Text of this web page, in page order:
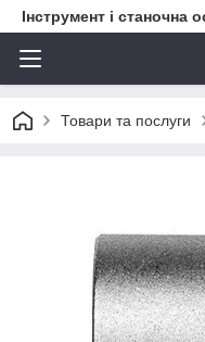
Інструмент і станочна
Товари та послуги